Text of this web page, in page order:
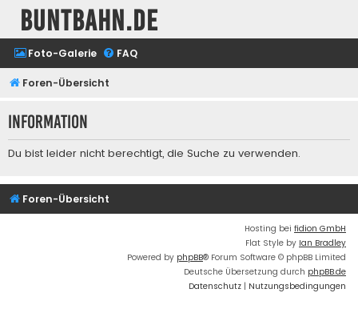
buntbahn.de
Foto-Galerie FAQ
Foren-Übersicht
Information
Du bist leider nicht berechtigt, die Suche zu verwenden.
Foren-Übersicht
Hosting bei fidion GmbH
Flat Style by Ian Bradley
Powered by phpBB® Forum Software © phpBB Limited
Deutsche Übersetzung durch phpBB.de
Datenschutz | Nutzungsbedingungen